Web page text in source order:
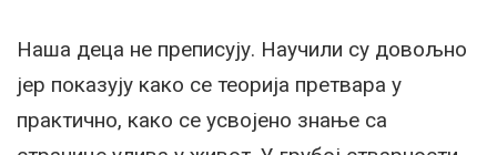
Наша деца не преписују. Научили су довољно
јер показују како се теорија претвара у
практично, како се усвојено знање са